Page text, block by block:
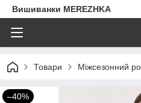
Вишиванки MEREZHKA
Товари Міжсезонний
–40%